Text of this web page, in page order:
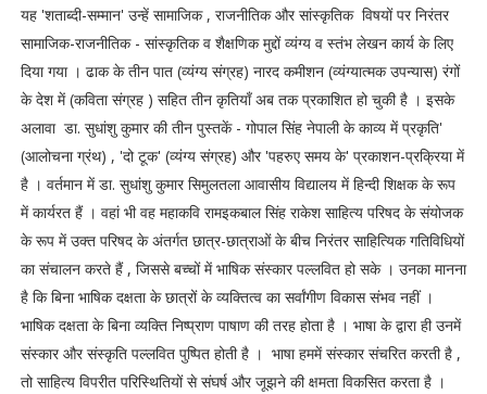
यह 'शताब्दी-सम्मान' उन्हें सामाजिक , राजनीतिक और सांस्कृतिक विषयों पर निरंतर
सामाजिक-राजनीतिक - सांस्कृतिक व शैक्षणिक मुद्दों व्यंग्य व स्तंभ लेखन कार्य के लिए
दिया गया । ढाक के तीन पात (व्यंग्य संग्रह) नारद कमीशन (व्यंग्यात्मक उपन्यास) रंगों
के देश में (कविता संग्रह ) सहित तीन कृतियाँ अब तक प्रकाशित हो चुकी है । इसके
अलावा डा. सुधांशु कुमार की तीन पुस्तकें - गोपाल सिंह नेपाली के काव्य में प्रकृति'
(आलोचना ग्रंथ) , 'दो टूक' (व्यंग्य संग्रह) और 'पहरुए समय के' प्रकाशन-प्रक्रिया में
है । वर्तमान में डा. सुधांशु कुमार सिमुलतला आवासीय विद्यालय में हिन्दी शिक्षक के रूप
में कार्यरत हैं । वहां भी वह महाकवि रामइकबाल सिंह राकेश साहित्य परिषद के संयोजक
के रूप में उक्त परिषद के अंतर्गत छात्र-छात्राओं के बीच निरंतर साहित्यिक गतिविधियों
का संचालन करते हैं , जिससे बच्चों में भाषिक संस्कार पल्लवित हो सके । उनका मानना
है कि बिना भाषिक दक्षता के छात्रों के व्यक्तित्व का सर्वांगीण विकास संभव नहीं ।
भाषिक दक्षता के बिना व्यक्ति निष्प्राण पाषाण की तरह होता है । भाषा के द्वारा ही उनमें
संस्कार और संस्कृति पल्लवित पुष्पित होती है । भाषा हममें संस्कार संचरित करती है ,
तो साहित्य विपरीत परिस्थितियों से संघर्ष और जूझने की क्षमता विकसित करता है ।